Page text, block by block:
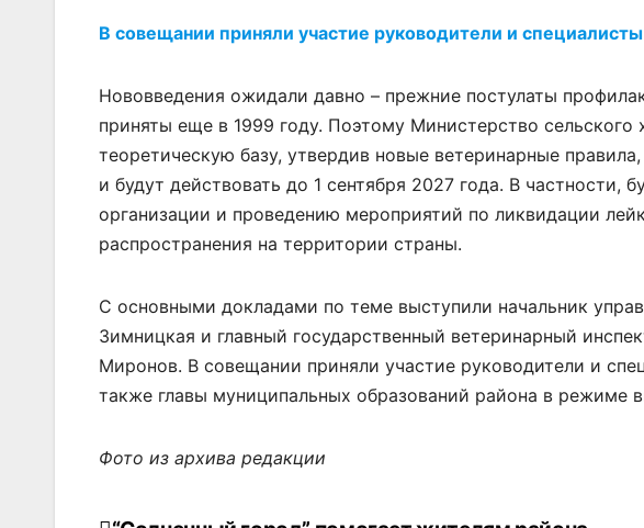
В совещании приняли участие руководители и
Нововведения ожидали давно – прежние постулаты
приняты еще в 1999 году. Поэтому Министерство сельского
теоретическую базу, утвердив новые ветеринарные
и будут действовать до 1 сентября 2027 года. В частности,
организации и проведению мероприятий по ликвидации
распространения на территории страны.
С основными докладами по теме выступили начальник
Зимницкая и главный государственный ветеринарный
Миронов. В совещании приняли участие руководители и
также главы муниципальных образований района в режиме
Фото из архива редакции